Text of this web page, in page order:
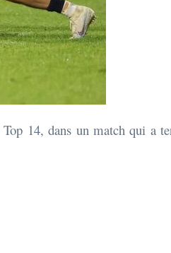
14, dans un match qui a